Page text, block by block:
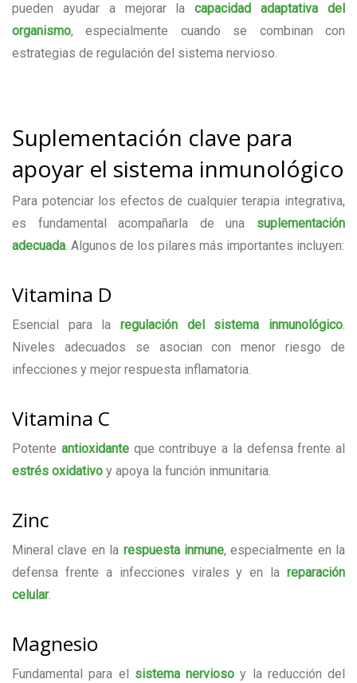
pueden ayudar a mejorar lacapacidad adaptativa del
organismo, especialmente cuando se combinan con
estrategias de regulación del sistema nervioso.
Suplementación clave para
apoyar el sistema inmunológico
Para potenciar los efectos de cualquier terapia integrativa,
es fundamental acompañarla de una suplementación
adecuada. Algunos de los pilares más importantes incluyen:
Vitamina D
Esencial para la regulación del sistema inmunológico.
Niveles adecuados se asocian con menor riesgo de
infecciones y mejor respuesta inflamatoria.
Vitamina C
Potente antioxidanteque contribuye a la defensa frente al
estrés oxidativo y apoya la función inmunitaria.
Zinc
Mineral clave en la respuesta inmune, especialmente en la
defensa frente a infecciones virales y en la reparación
celular.
Magnesio
Fundamental para el sistema nervioso y la reducción del